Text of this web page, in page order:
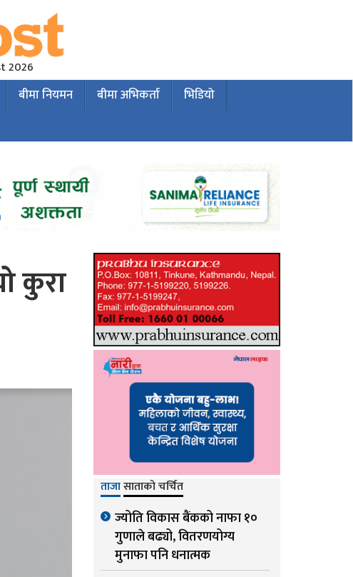
2026
बीमा नियमन बीमा अभिकर्ता
भिडियो
कुरा
ताजासाताको चर्चित
ज्योति विकास बैंकको नाफा १०
गुणाले बढ्यो, वितरणयोग्य
मुनाफा पनि धनात्मक